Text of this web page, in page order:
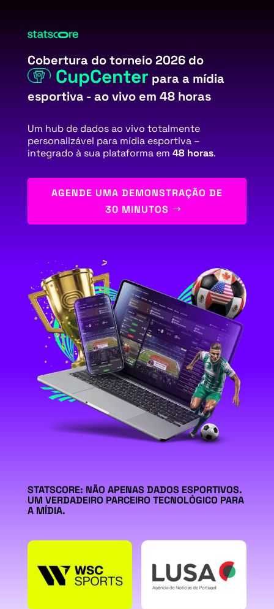
Cobertura do torneio 2026 do
CupCenter para a mídia
esportiva - ao vivo em 48 horas
Um hub de dados ao vivo totalmente
personalizável para mídia esportiva –
integrado à sua plataforma em 48 horas.
AGENDE UMA DEMONSTRAÇÃO DE
30 MINUTOS
STATSCORE: NÃO APENAS DADOS ESPORTIVOS.
UM VERDADEIRO PARCEIRO TECNOLÓGICO PARA
A MÍDIA.